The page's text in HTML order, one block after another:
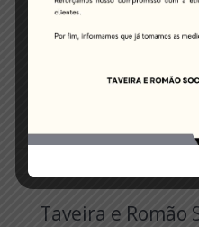
Educacional 2025,
Guarulhos do Conselho
homenagem reconhece
Taveira e Romão